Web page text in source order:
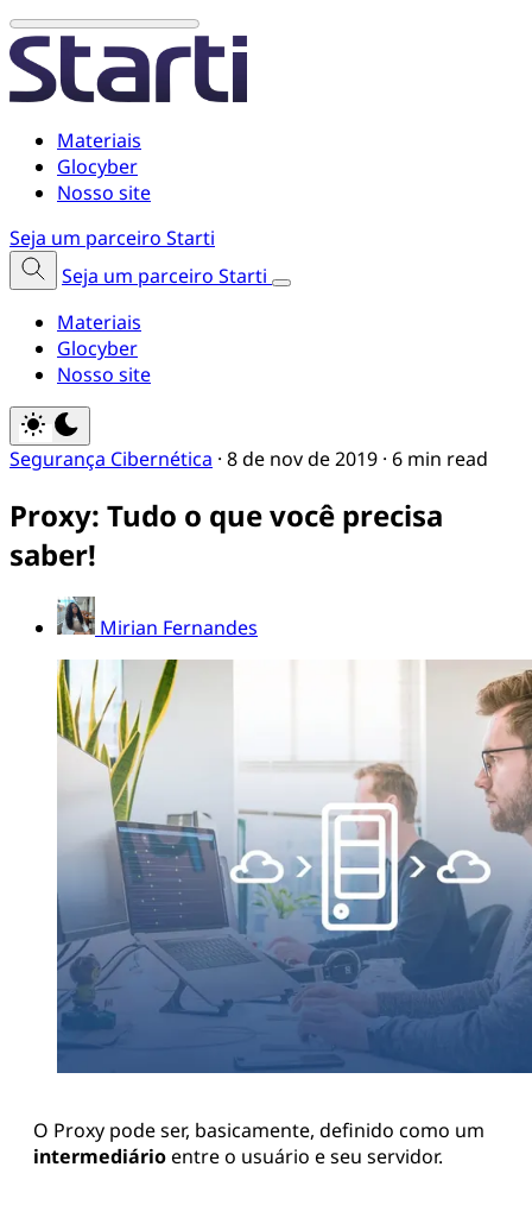
Materiais
Glocyber
Nosso site
Seja um parceiro Starti
Seja um parceiro Starti
Materiais
Glocyber
Nosso site
Segurança Cibernética · 8 de nov de 2019 · 6 min read
Proxy: Tudo o que você precisa
saber!
Mirian Fernandes
O Proxy pode ser, basicamente, definido como um
intermediárioentre o usuário e seu servidor.